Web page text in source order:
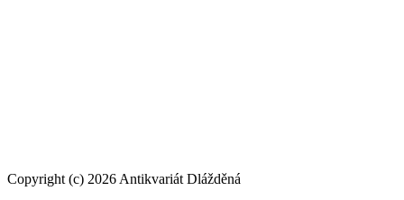
Copyright (c) 2026 Antikvariát Dlážděná